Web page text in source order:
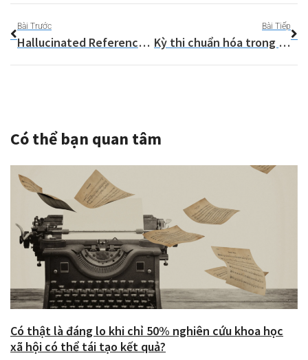
Bài Trước
Hallucinated References (Trích dẫn ảo)
Bài Tiếp
Kỳ thi chuẩn hóa trong tuyển sinh đại học
Có thể bạn quan tâm
Có thật là đáng lo khi chỉ 50% nghiên cứu khoa học
xã hội có thể tái tạo kết quả?